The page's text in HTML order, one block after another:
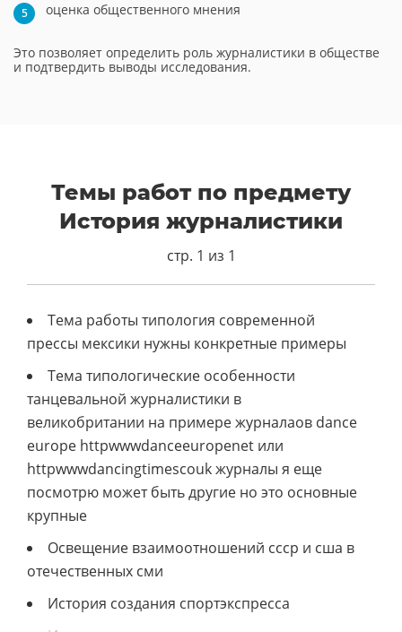
оценка общественного мнения
Это позволяет определить роль журналистики в обществе
и подтвердить выводы исследования.
Темы работ по предмету
История журналистики
стр. 1 из 1
Тема работы типология современной
прессы мексики нужны конкретные примеры
Тема типологические особенности
танцевальной журналистики в
великобритании на примере журналаов dance
europe httpwwwdanceeuropenet или
httpwwwdancingtimescouk журналы я еще
посмотрю может быть другие но это основные
крупные
Освещение взаимоотношений ссср и сша в
отечественных сми
История создания спортэкспресса